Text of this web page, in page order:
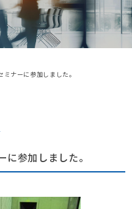
ナーに参加しました。
参加しました。